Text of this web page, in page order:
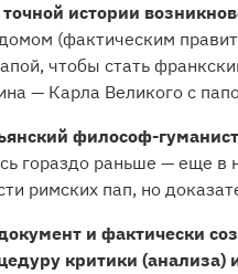
истории
(фактическим
чтобы стать
— Карла Великого с
философ-
гораздо раньше — еще
римских пап, но
и фактически
критики (анализа)